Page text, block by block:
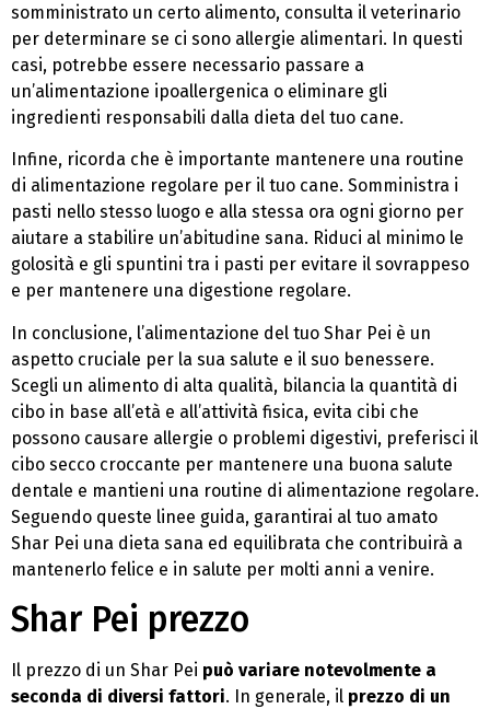
somministrato un certo alimento, consulta il veterinario
per determinare se ci sono allergie alimentari. In questi
casi, potrebbe essere necessario passare a
un’alimentazione ipoallergenica o eliminare gli
ingredienti responsabili dalla dieta del tuo cane.
Infine, ricorda che è importante mantenere una routine
di alimentazione regolare per il tuo cane. Somministra i
pasti nello stesso luogo e alla stessa ora ogni giorno per
aiutare a stabilire un’abitudine sana. Riduci al minimo le
golosità e gli spuntini tra i pasti per evitare il sovrappeso
e per mantenere una digestione regolare.
In conclusione, l’alimentazione del tuo Shar Pei è un
aspetto cruciale per la sua salute e il suo benessere.
Scegli un alimento di alta qualità, bilancia la quantità di
cibo in base all’età e all’attività fisica, evita cibi che
possono causare allergie o problemi digestivi, preferisci il
cibo secco croccante per mantenere una buona salute
dentale e mantieni una routine di alimentazione regolare.
Seguendo queste linee guida, garantirai al tuo amato
Shar Pei una dieta sana ed equilibrata che contribuirà a
mantenerlo felice e in salute per molti anni a venire.
Shar Pei prezzo
Il prezzo di un Shar Pei può variare notevolmente a
seconda di diversi fattori. In generale, il prezzo di un